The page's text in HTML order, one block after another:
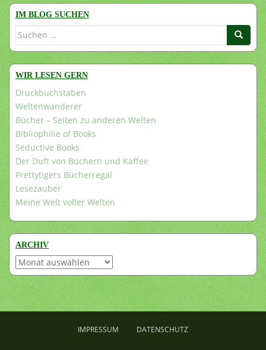
IM BLOG SUCHEN
Suchen
WIR LESEN GERN
Druckbuchstaben
Weltenwanderer
Bücher – Seiten zu anderen Welten
Bibliophilie of Books
Seductive Books
Der Duft von Büchern und Kaffee
Prettytigers Bücherregal
Lesezauber
Meine Welt voller Welten
ARCHIV
Archiv
IMPRESSUM DATENSCHUTZ